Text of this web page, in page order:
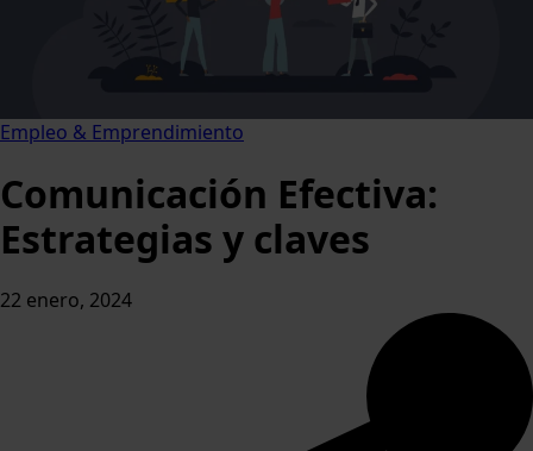
Empleo & Emprendimiento
Comunicación Efectiva:
Estrategias y claves
22 enero, 2024